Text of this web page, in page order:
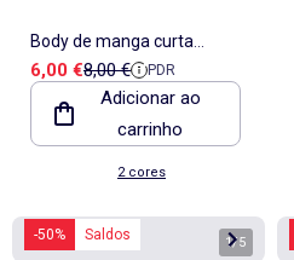
Body de manga curta
canelado
Preço de venda
6,00 €Preço de referência
8,00 € PDR
Adicionar ao
carrinho
2 cores
-50% Saldos 1/5